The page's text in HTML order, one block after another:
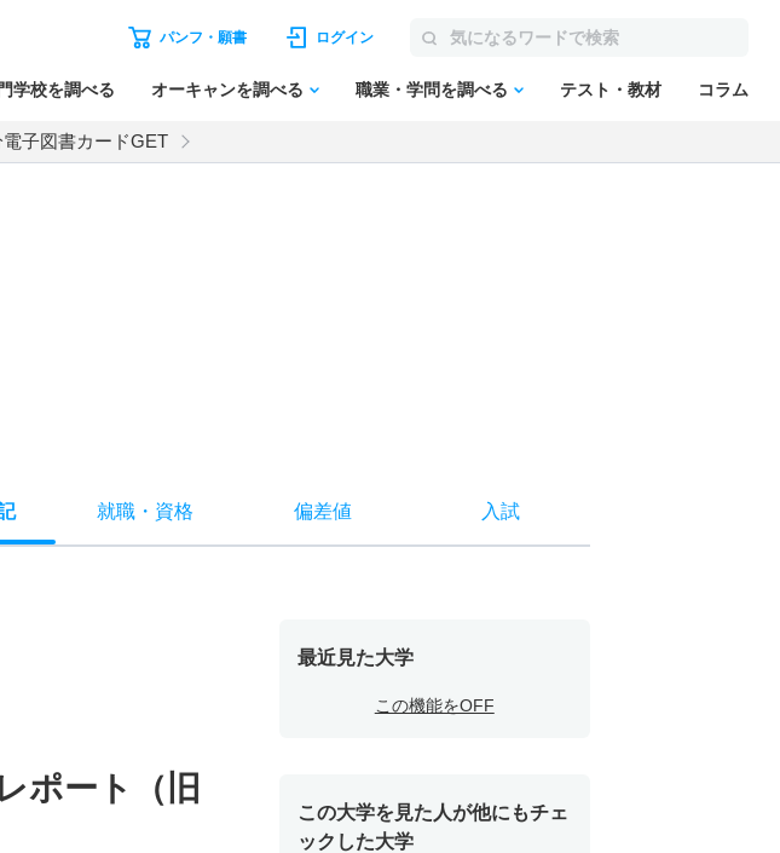
パンフ・願書 ログイン
学校を調べる オーキャンを調べる 職業・学問を調べる テスト・教材 コラム
電子図書カードGET
就職・ 資格 偏差値 入試
ポート（旧
最近見た大学
この機能をOFF
この大学を見た人が他にもチェ
ックした大学